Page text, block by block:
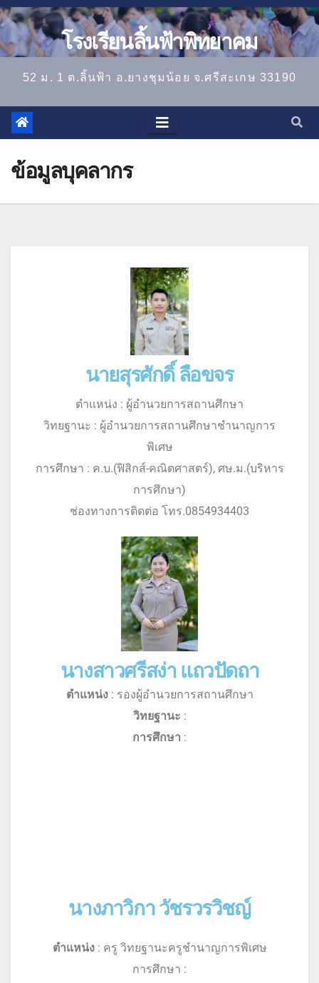
โรงเรียนลิ้นฟ้าพิทยาคม
52 ม. 1 ต.ลิ้นฟ้า อ.ยางชุมน้อย จ.ศรีสะเกษ 33190
ข้อมูลบุคลากร
นายสุรศักดิ์ ลือขจร
ตำแหน่ง : ผู้อำนวยการสถานศึกษา
วิทยฐานะ : ผู้อำนวยการสถานศึกษาชำนาญการ
พิเศษ
การศึกษา : ค.บ.(ฟิสิกส์-คณิตศาสตร์), ศษ.ม.(บริหาร
การศึกษา)
ช่องทางการติดต่อ โทร.0854934403
นางสาวศรีสง่า แถวปัดถา
ตำแหน่ง: รองผู้อำนวยการสถานศึกษา
วิทยฐานะ :
การศึกษา :
นางภาวิกา วัชรวรวิชญ์
ตำแหน่ง: ครู วิทยฐานะครูชำนาญการพิเศษ
การศึกษา :